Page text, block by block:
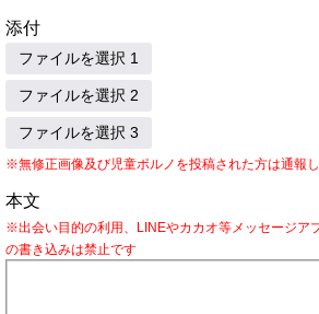
添付
ファイルを選択 1
ファイルを選択 2
ファイルを選択 3
※無修正画像及び児童ポルノを投稿された方は通報
本文
※出会い目的の利用、LINEやカカオ等メッセージア
の書き込みは禁止です